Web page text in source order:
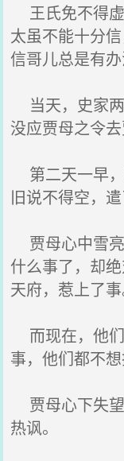
王氏免不得
太虽不能十分
信哥儿总是有办
当天，史家
没应贾母之令去
第二天一早
旧说不得空，
贾母心中雪
什么事了，却
天府，惹上了事
而现在，他
事，他们都不
贾母心下失
热讽。